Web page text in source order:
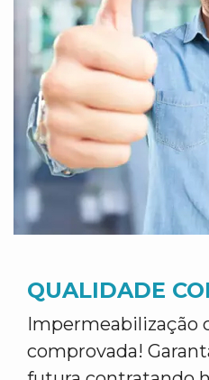
QUALIDADE
Impermeabilização
comprovada!